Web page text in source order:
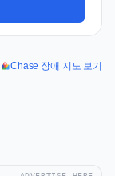
Chase 장애 지도 보기